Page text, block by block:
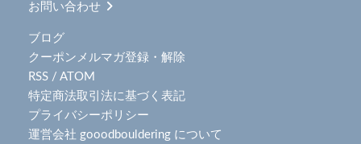
お問い合わせ
ブログ
クーポンメルマガ登録・解除
RSS / ATOM
特定商法取引法に基づく表記
プライバシーポリシー
運営会社 gooodbouldering について